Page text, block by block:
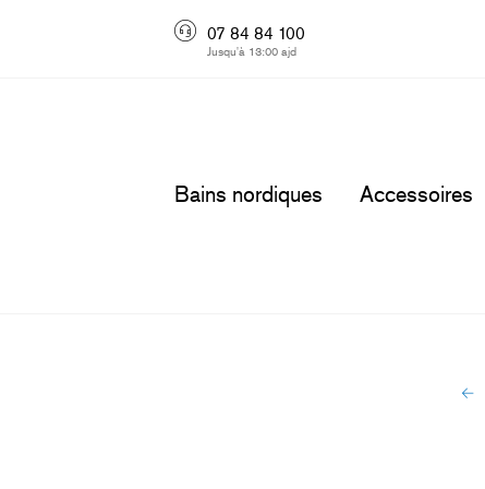
Bains nordiques Accessoires
07 84 84 100
Jusqu'à 13:00 ajd